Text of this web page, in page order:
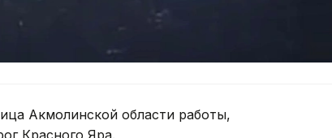
Акмолинской области работы,
Красного Яра.